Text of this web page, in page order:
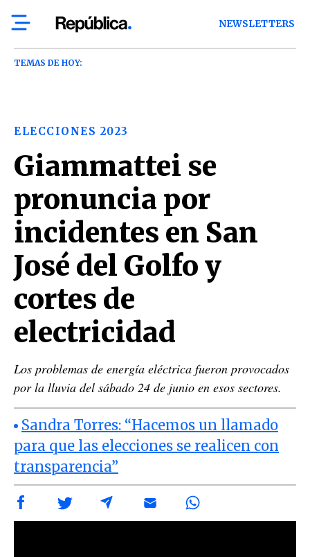
NEWSLETTERS
TEMAS DE HOY:
ELECCIONES 2023
Giammattei se
pronuncia por
incidentes en San
José del Golfo y
cortes de
electricidad
Los problemas de energía eléctrica fueron provocados
por la lluvia del sábado 24 de junio en esos sectores.
Sandra Torres: “Hacemos un llamado
para que las elecciones se realicen con
transparencia”